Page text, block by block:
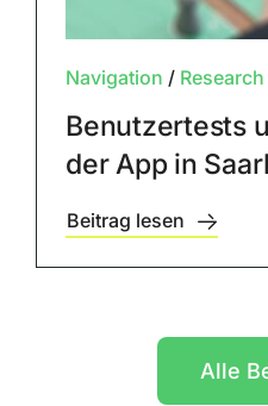
Navigation / Research
Benutzertests
der App in
Beitrag lesen
Alle